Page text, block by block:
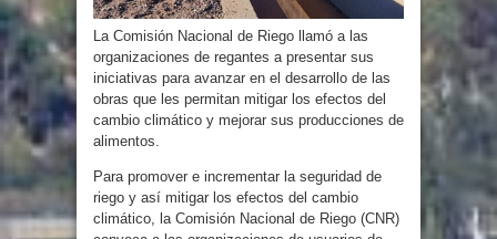
La Comisión Nacional de Riego llamó a las
organizaciones de regantes a presentar sus
iniciativas para avanzar en el desarrollo de las
obras que les permitan mitigar los efectos del
cambio climático y mejorar sus producciones de
alimentos.
Para promover e incrementar la seguridad de
riego y así mitigar los efectos del cambio
climático, la Comisión Nacional de Riego (CNR)